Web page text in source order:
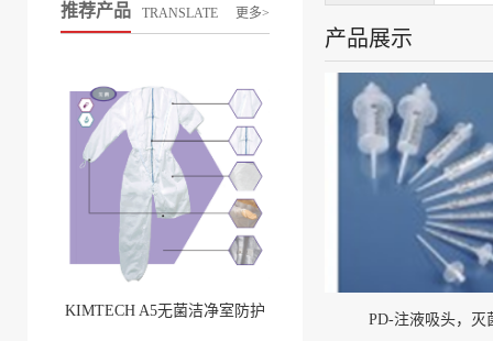
推荐产品 TRANSLATE 更多>
KIMTECH A5无菌洁净室防护
BarbLock®超安全软管卡箍
More
产品展示
PD-注液吸头，灭